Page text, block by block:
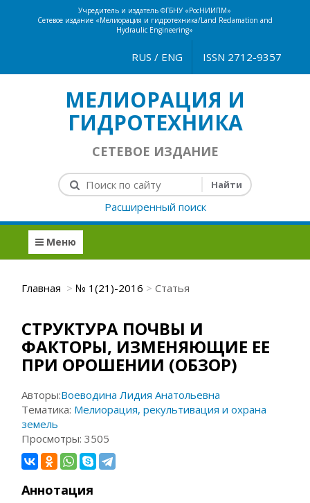
Учредитель и издатель ФГБНУ «РосНИИПМ»
Сетевое издание «Мелиорация и гидротехника/Land Reclamation and
Hydraulic Engineering»
ISSN 2712-9357
RUS / ENG
МЕЛИОРАЦИЯ И
ГИДРОТЕХНИКА
СЕТЕВОЕ ИЗДАНИЕ
Расширенный поиск
Меню
Главная № 1(21)-2016 Статья
СТРУКТУРА ПОЧВЫ И
ФАКТОРЫ, ИЗМЕНЯЮЩИЕ ЕЕ
ПРИ ОРОШЕНИИ (ОБЗОР)
Авторы:Воеводина Лидия Анатольевна
Тематика: Мелиорация, рекультивация и охрана
земель
Просмотры:3505
Аннотация